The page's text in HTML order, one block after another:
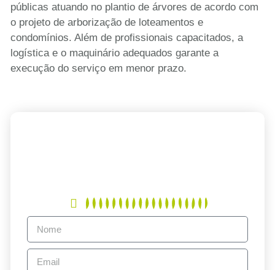
públicas atuando no plantio de árvores de acordo com
o projeto de arborização de loteamentos e
condomínios. Além de profissionais capacitados, a
logística e o maquinário adequados garante a
execução do serviço em menor prazo.